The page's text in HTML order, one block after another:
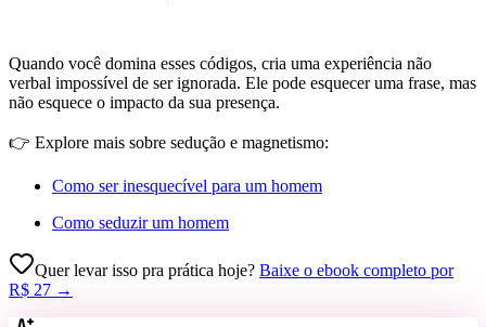
Quando você domina esses códigos, cria uma experiência não
verbal impossível de ser ignorada. Ele pode esquecer uma frase, mas
não esquece o impacto da sua presença.
👉 Explore mais sobre sedução e magnetismo:
Como ser inesquecível para um homem
Como seduzir um homem
Quer levar isso pra prática hoje? Baixe o ebook completo por
R$ 27 →